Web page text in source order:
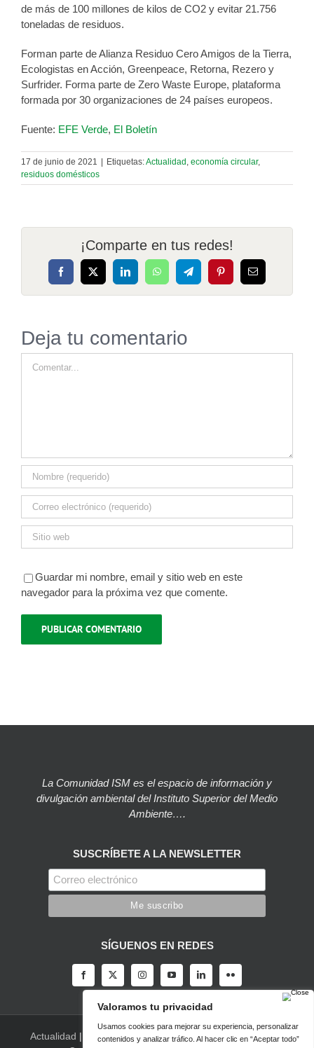
de más de 100 millones de kilos de CO2 y evitar 21.756
toneladas de residuos.
Forman parte de Alianza Residuo Cero Amigos de la Tierra,
Ecologistas en Acción, Greenpeace, Retorna, Rezero y
Surfrider. Forma parte de Zero Waste Europe, plataforma
formada por 30 organizaciones de 24 países europeos.
Fuente: EFE Verde, El Boletín
17 de junio de 2021 Etiquetas:Actualidad , economía circular,
residuos domésticos
¡Comparte en tus redes!
Facebook
X LinkedInWhatsAppTelegramPinterestCorreo
electrónico
Deja tu comentario
Guardar mi nombre, email y sitio web en este
navegador para la próxima vez que comente.
La Comunidad ISM es el espacio de información y
divulgación ambiental del Instituto Superior del Medio
Ambiente….
SUSCRÍBETE A LA NEWSLETTER
SÍGUENOS EN REDES
Actualidad | Blog|Agenda|Herramientas|Canal Vídeo|